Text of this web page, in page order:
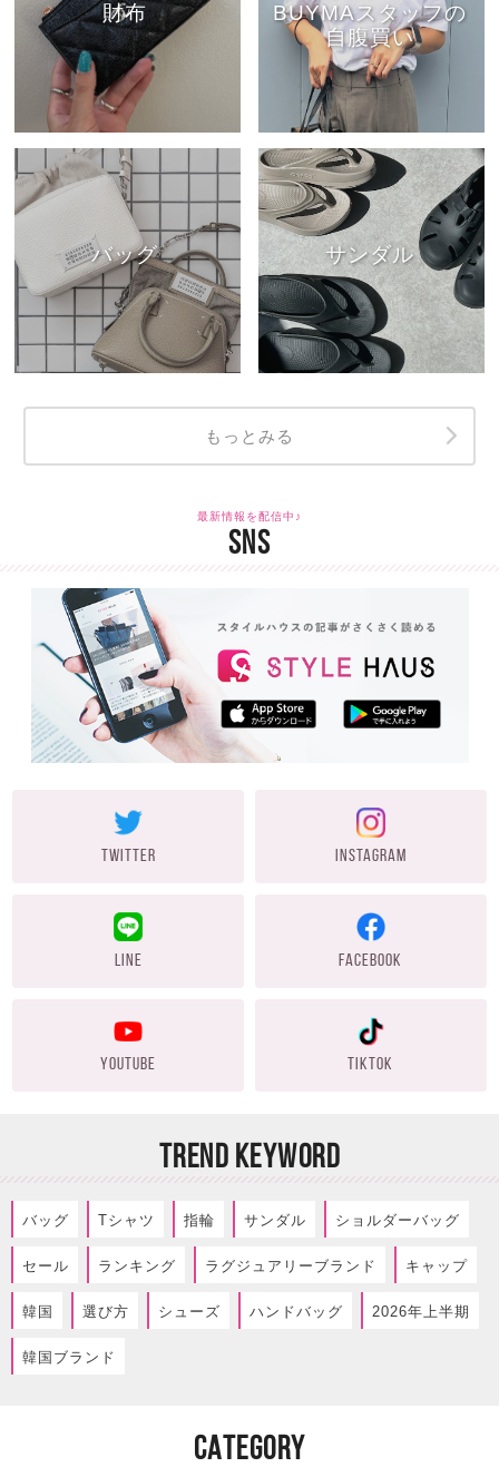
財布
BUYMAスタッフの
自腹買い
バッグ サンダル
もっとみる
最新情報を配信中♪
SNS
TWITTER INSTAGRAM
LINE FACEBOOK
YOUTUBE TIKTOK
TREND KEYWORD
バッグ Tシャツ 指輪 サンダル ショルダーバッグ
セール ランキング ラグジュアリーブランド キャップ
韓国 選び方 シューズ ハンドバッグ 2026年上半期
韓国ブランド
CATEGORY